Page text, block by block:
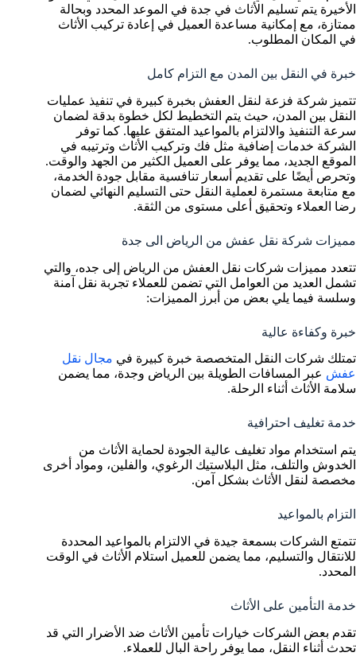
الأخيرة يتم تسليم الأثاث في جدة في الموعد المحدد وبحالة
ممتازة، مع إمكانية مساعدة العميل في إعادة تركيب الأثاث
في المكان المطلوب.
خبرة في النقل بين المدن مع التزام كامل
تتميز شركة فزعة لنقل العفش بخبرة كبيرة في تنفيذ عمليات
النقل بين المدن، حيث يتم التخطيط لكل خطوة بدقة لضمان
سرعة التنفيذ والالتزام بالمواعيد المتفق عليها. كما توفر
الشركة خدمات إضافية مثل فك وتركيب الأثاث وترتيبه في
الموقع الجديد، مما يوفر على العميل الكثير من الجهد والوقت.
وتحرص أيضًا على تقديم أسعار تنافسية مقابل جودة الخدمة،
مع متابعة مستمرة لعملية النقل حتى التسليم النهائي لضمان
رضا العملاء وتحقيق أعلى مستوى من الثقة.
مميزات شركة نقل عفش من الرياض الى جدة
تتعدد مميزات شركات نقل العفش من الرياض إلى جده، والتي
تشمل العديد من العوامل التي تضمن للعملاء تجربة نقل آمنة
وسلسة فيما يلي بعض من أبرز المميزات:
خبرة وكفاءة عالية
تمتلك شركات النقل المتخصصة خبرة كبيرة في مجال نقل
عفش عبر المسافات الطويلة بين الرياض وجدة، مما يضمن
سلامة الأثاث أثناء الرحلة.
خدمة تغليف احترافية
يتم استخدام مواد تغليف عالية الجودة لحماية الأثاث من
الخدوش والتلف، مثل البلاستيك الرغوي، والفلين، ومواد أخرى
مخصصة لنقل الأثاث بشكل آمن.
التزام بالمواعيد
تتمتع الشركات بسمعة جيدة في الالتزام بالمواعيد المحددة
للانتقال والتسليم، مما يضمن للعميل استلام الأثاث في الوقت
المحدد.
خدمة التأمين على الأثاث
تقدم بعض الشركات خيارات تأمين الأثاث ضد الأضرار التي قد
تحدث أثناء النقل، مما يوفر راحة البال للعملاء.